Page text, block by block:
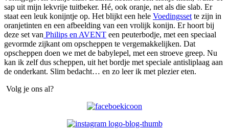
sap uit mijn lekvrije tuitbeker. Hé, ook oranje, net als die slab. Er
staat een leuk konijntje op. Het blijkt een hele Voedingsset te zijn in
oranjetinten en een afbeelding van een vrolijk konijn. Er hoort bij
deze set van Philips en AVENT een peuterbodje, met een speciaal
gevormde zijkant om opscheppen te vergemakkelijken. Dat
opscheppen doen we met de babylepel, met een stroeve greep. Nu
kan ik zelf dus scheppen, uit het bordje met speciale antisliplaag aan
de onderkant. Slim bedacht… en zo leer ik met plezier eten.
Volg je ons al?